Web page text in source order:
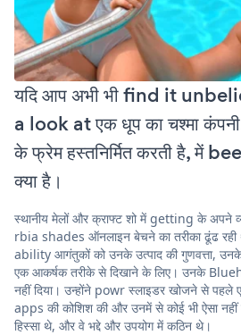
यदि आप अभी भी find it
a look at एक धूप का चश्मा
के फ्रेम हस्तनिर्मित करती है, में
क्या है।
स्थानीय मेलों और क्राफ्ट शो में getting के अपने
rbia shades ऑनलाइन बेचने का तरीका ढूंढ
ability आगंतुकों को उनके उत्पाद की गुणवत्ता, उनके
एक आकर्षक तरीके से दिखाने के लिए। उनके
नहीं दिया। उन्होंने powr स्लाइडर खोजने से
apps की कोशिश की और उनमें से कोई भी ऐसा
हिस्सा थे, और वे भद्दे और उपयोग में कठिन थे।